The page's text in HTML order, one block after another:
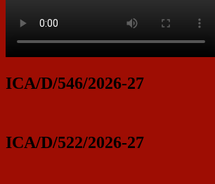
ICA/D/546/2026-27
ICA/D/522/2026-27